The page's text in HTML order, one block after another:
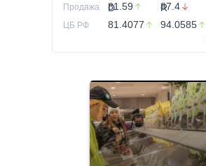
Продажа 81.59 87.4
ЦБ РФ 81.4077 94.0585